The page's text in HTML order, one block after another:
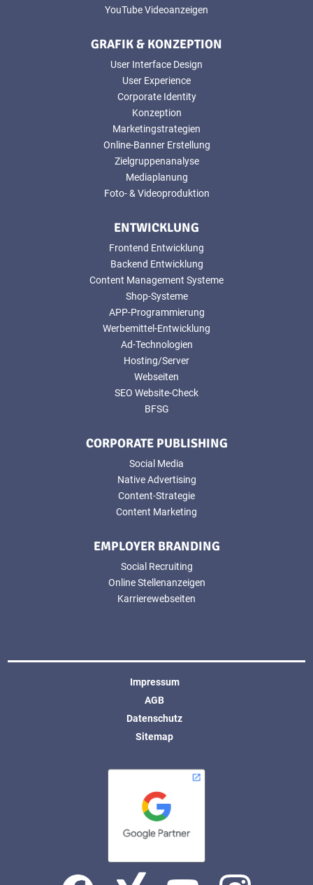
YouTube Videoanzeigen
GRAFIK & KONZEPTION
User Interface Design
User Experience
Corporate Identity
Konzeption
Marketingstrategien
Online-Banner Erstellung
Zielgruppenanalyse
Mediaplanung
Foto- & Videoproduktion
ENTWICKLUNG
Frontend Entwicklung
Backend Entwicklung
Content Management Systeme
Shop-Systeme
APP-Programmierung
Werbemittel-Entwicklung
Ad-Technologien
Hosting/Server
Webseiten
SEO Website-Check
BFSG
CORPORATE PUBLISHING
Social Media
Native Advertising
Content-Strategie
Content Marketing
EMPLOYER BRANDING
Social Recruiting
Online Stellenanzeigen
Karrierewebseiten
Impressum
AGB
Datenschutz
Sitemap